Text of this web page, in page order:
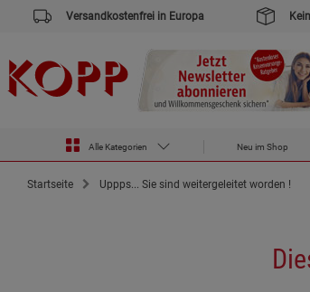
Versandkostenfrei in Europa
Alle Kategorien Neu im Shop
Startseite Uppps... Sie sind weitergeleitet worden !